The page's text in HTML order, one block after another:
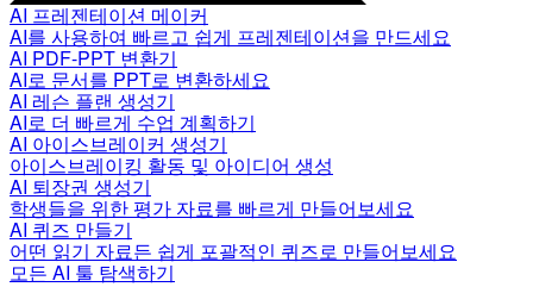
AI 프레젠테이션 메이커
AI를 사용하여 빠르고 쉽게 프레젠테이션을 만드세요
AI PDF-PPT 변환기
AI로 문서를 PPT로 변환하세요
AI 레슨 플랜 생성기
AI로 더 빠르게 수업 계획하기
AI 아이스브레이커 생성기
아이스브레이킹 활동 및 아이디어 생성
AI 퇴장권 생성기
학생들을 위한 평가 자료를 빠르게 만들어보세요
AI 퀴즈 만들기
어떤 읽기 자료든 쉽게 포괄적인 퀴즈로 만들어보세요
모든 AI 툴 탐색하기